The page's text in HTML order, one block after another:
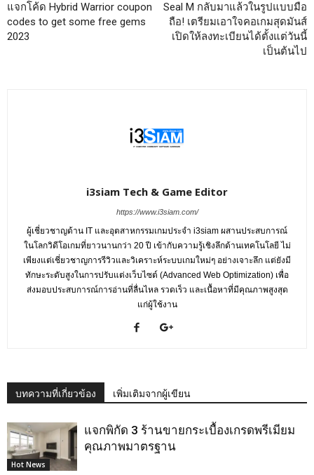
แจกโค้ด Hybrid Warrior coupon
codes to get some free gems
2023
Seal M กลับมาแล้วในรูปแบบมือ
ถือ! เตรียมเอาใจคอเกมสุดมันส์
เปิดให้ลงทะเบียนได้ตั้งแต่วันนี้
เป็นต้นไป
i3siam Tech & Game Editor
https://www.i3siam.com/
ผู้เชี่ยวชาญด้าน IT และอุตสาหกรรมเกมประจำ i3siam ผสานประสบการณ์
ในโลกวิดีโอเกมที่ยาวนานกว่า 20 ปี เข้ากับความรู้เชิงลึกด้านเทคโนโลยี ไม่
เพียงแต่เชี่ยวชาญการรีวิวและวิเคราะห์ระบบเกมใหม่ๆ อย่างเจาะลึก แต่ยังมี
ทักษะระดับสูงในการปรับแต่งเว็บไซต์ (Advanced Web Optimization) เพื่อ
ส่งมอบประสบการณ์การอ่านที่ลื่นไหล รวดเร็ว และเนื้อหาที่มีคุณภาพสูงสุด
แก่ผู้ใช้งาน
บทความที่เกี่ยวข้อง เพิ่มเติมจากผู้เขียน
Hot News
แจกพิกัด 3 ร้านขายกระเบื้องเกรดพรีเมียม
คุณภาพมาตรฐาน